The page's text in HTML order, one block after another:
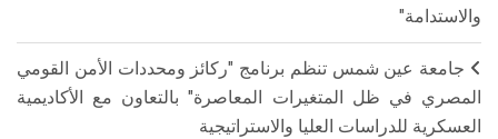
والاستدامة"
جامعة عين شمس تنظم برنامج "ركائز ومحددات الأمن القومي
المصري في ظل المتغيرات المعاصرة" بالتعاون مع الأكاديمية
العسكرية للدراسات العليا والاستراتيجية